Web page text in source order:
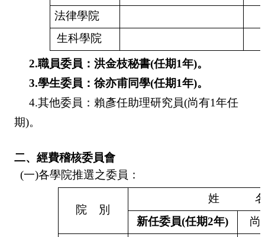
法律學院
生科學院
2.職員委員：洪金枝秘書(任期1年)。
3.學生委員：徐亦甫同學(任期1年)。
4.其他委員： 賴彥任助理研究員(尚有1年任
期)。
二、經費稽核委員會
(一)各學院推選之委員：
院 別
姓
新任委員(任期2年)
尚